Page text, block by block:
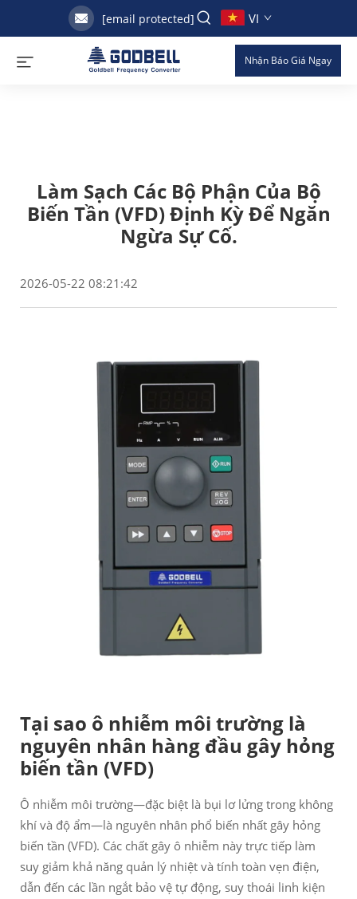
[email protected] VI
Nhận Báo Giá Ngay
Làm Sạch Các Bộ Phận Của Bộ
Biến Tần (VFD) Định Kỳ Để Ngăn
Ngừa Sự Cố.
2026-05-22 08:21:42
Tại sao ô nhiễm môi trường là
nguyên nhân hàng đầu gây hỏng
biến tần (VFD)
Ô nhiễm môi trường—đặc biệt là bụi lơ lửng trong không
khí và độ ẩm—là nguyên nhân phổ biến nhất gây hỏng
biến tần (VFD). Các chất gây ô nhiễm này trực tiếp làm
suy giảm khả năng quản lý nhiệt và tính toàn vẹn điện,
dẫn đến các lần ngắt bảo vệ tự động, suy thoái linh kiện